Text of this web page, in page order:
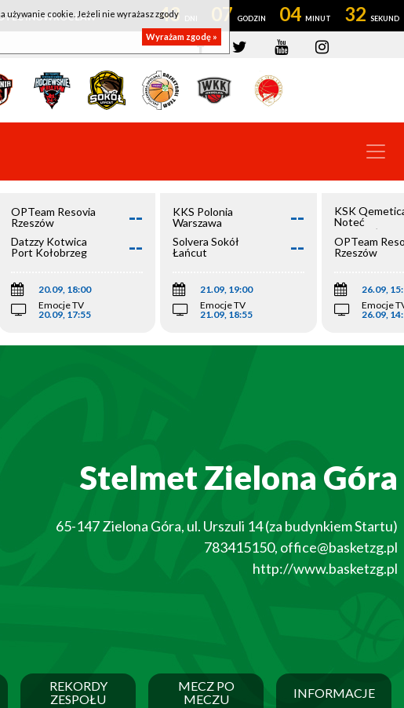
INOWROCŁAW 43 07 04 32
OPTeam Resovia
Rzeszów
--
Datzzy Kotwica
Port Kołobrzeg
--
20.09, 18:00
Emocje TV
20.09, 17:55
KKS Polonia
Warszawa
--
Solvera Sokół
Łańcut
--
21.09, 19:00
Emocje TV
21.09, 18:55
KSK
Noteć
Inowrocław
OPTeam
Rzeszów
26.09,
Emocje
26.09,
Stelmet Zielona Góra
65-147Zielona Góra, ul. Urszuli 14 (za budynkiem Startu)
783415150, office@basketzg.pl
http://www.basketzg.pl
REKORDY
ZESPOŁU
MECZ PO
MECZU
INFORMACJE
używanie cookie. Jeżeli nie wyrażasz zgody
Wyrażam zgodę »